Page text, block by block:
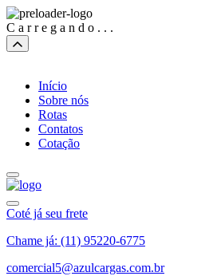
C a r r e g a n d o . . .
Início
Sobre nós
Rotas
Contatos
Cotação
Coté já seu frete
Chame já: (11) 95220-6775
comercial5@azulcargas.com.br